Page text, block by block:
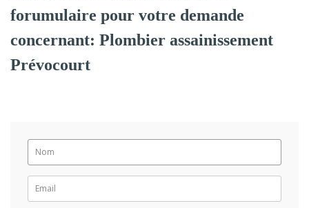
forumulaire pour votre demande
concernant: Plombier assainissement
Prévocourt